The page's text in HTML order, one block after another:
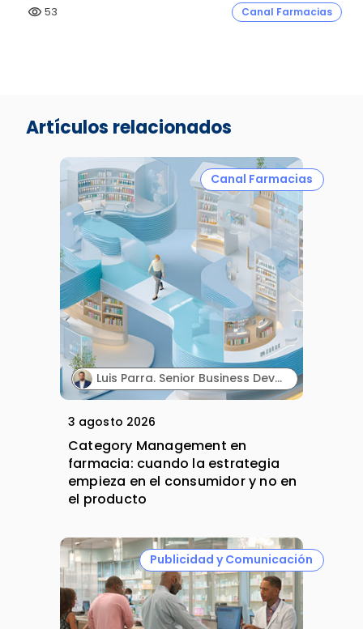
visibility 53 Canal Farmacias
Artículos relacionados
Canal Farmacias
Luis Parra. Senior Business Development Manager Iberia & LATAM Markets. PharmActive.
3 agosto 2026
Category Management en
farmacia: cuando la estrategia
empieza en el consumidor y no en
el producto
Publicidad y Comunicación